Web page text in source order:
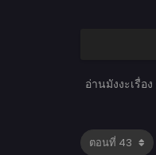
อ่านมังงะเรื่อง